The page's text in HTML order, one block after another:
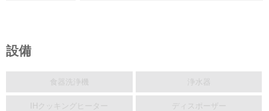
設備
食器洗浄機 浄水器
IHクッキングヒーター ディスポーザー